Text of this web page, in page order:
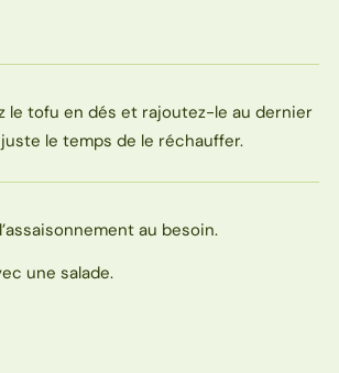
le tofu en dés et rajoutez-le au dernier
le temps de le réchauffer.
au besoin.
une salade.